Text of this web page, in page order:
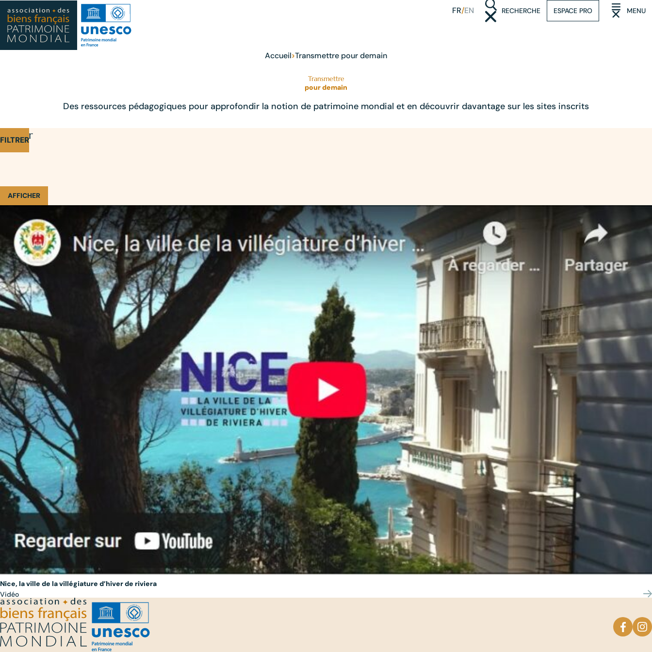
FR EN RECHERCHE
(OUVRIR LA RECHERCHE)ESPACE PRO MENU
(OUVRIR LE
Accueil›Transmettre pour demain
Transmettre
pour demain
Des ressources pédagogiques pour approfondir la notion de patrimoine mondial et en découvrir davantage sur les sites inscrits
FILTRER
Affiner
AFFICHER
Nice, la ville de la villégiature d’hiver de riviera
Vidéo